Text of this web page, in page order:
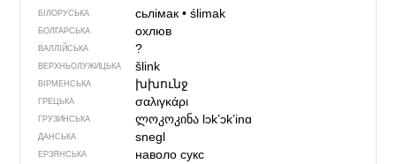
БІЛОРУСЬКА сьлімак• ślimak
БОЛГАРСЬКА охлюв
ВАЛЛІЙСЬКА ?
ВЕРХНЬОЛУЖИЦЬКА šlink
ВІРМЕНСЬКА խխունջ
ГРЕЦЬКА σαλιγκάρι
ГРУЗИНСЬКА ლოკოკინა lɔkʼɔkʼinɑ
ДАНСЬКА snegl
ЕРЗЯНСЬКА наволо сукс